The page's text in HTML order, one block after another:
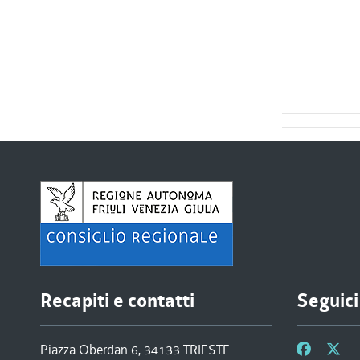
Recapiti e contatti
Piazza Oberdan 6, 34133 TRIESTE